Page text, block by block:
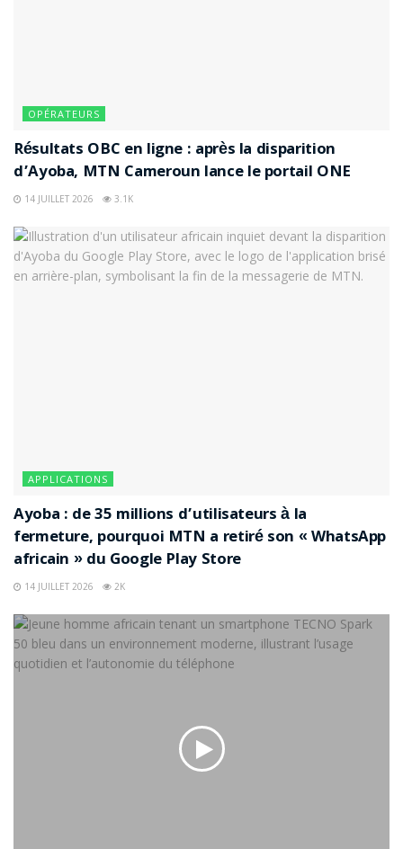
OPÉRATEURS
Résultats OBC en ligne : après la disparition
d’Ayoba, MTN Cameroun lance le portail ONE
14 JUILLET 2026 3.1K
APPLICATIONS
Ayoba : de 35 millions d’utilisateurs à la
fermeture, pourquoi MTN a retiré son « WhatsApp
africain » du Google Play Store
14 JUILLET 2026 2K